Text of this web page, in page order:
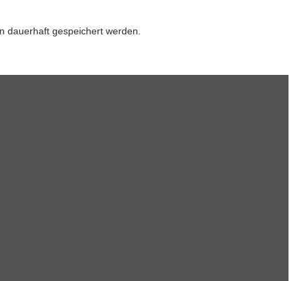
dauerhaft gespeichert werden.